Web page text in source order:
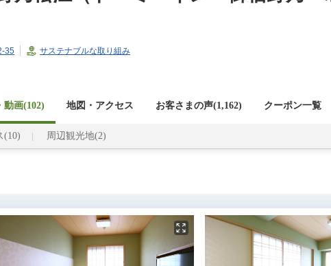
35 サステナブルな取り組み
動画(102) 地図・アクセス お客さまの声(1,162) クーポン一覧
(10) 周辺観光地(2)